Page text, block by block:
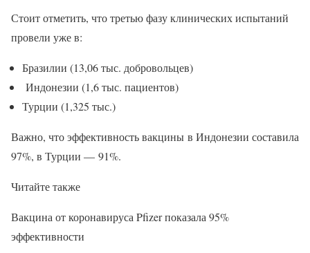
Стоит отметить, что третью фазу клинических испытаний
провели уже в:
Бразилии (13,06 тыс. добровольцев)
Индонезии (1,6 тыс. пациентов)
Турции (1,325 тыс.)
Важно, что эффективность вакцины в Индонезии составила
97%, в Турции — 91%.
Читайте также
Вакцина от коронавируса Pfizer показала 95%
эффективности